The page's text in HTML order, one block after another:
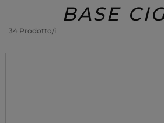
BASE
34 Prodotto/i